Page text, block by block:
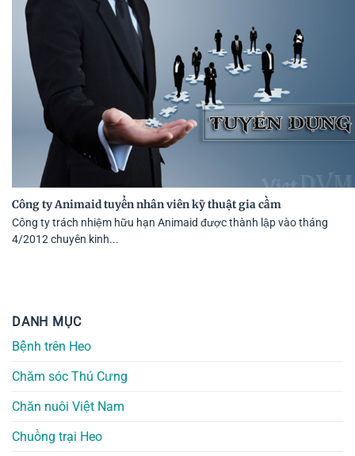
Công ty Animaid tuyển nhân viên kỹ thuật gia cầm
Công ty trách nhiệm hữu hạn Animaid được thành lập vào tháng
4/2012 chuyên kinh...
DANH MỤC
Bệnh trên Heo
Chăm sóc Thú Cưng
Chăn nuôi Việt Nam
Chuồng trại Heo